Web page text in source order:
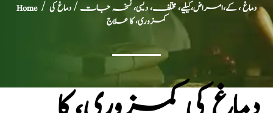
Home/ دماغ ، کے،امراض،کیلیے، مختلف، دیسی، نسخہ جات / دماغ کی
کمزوری، کا علاج